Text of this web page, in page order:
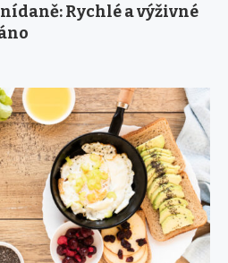
Rychlé a výživné